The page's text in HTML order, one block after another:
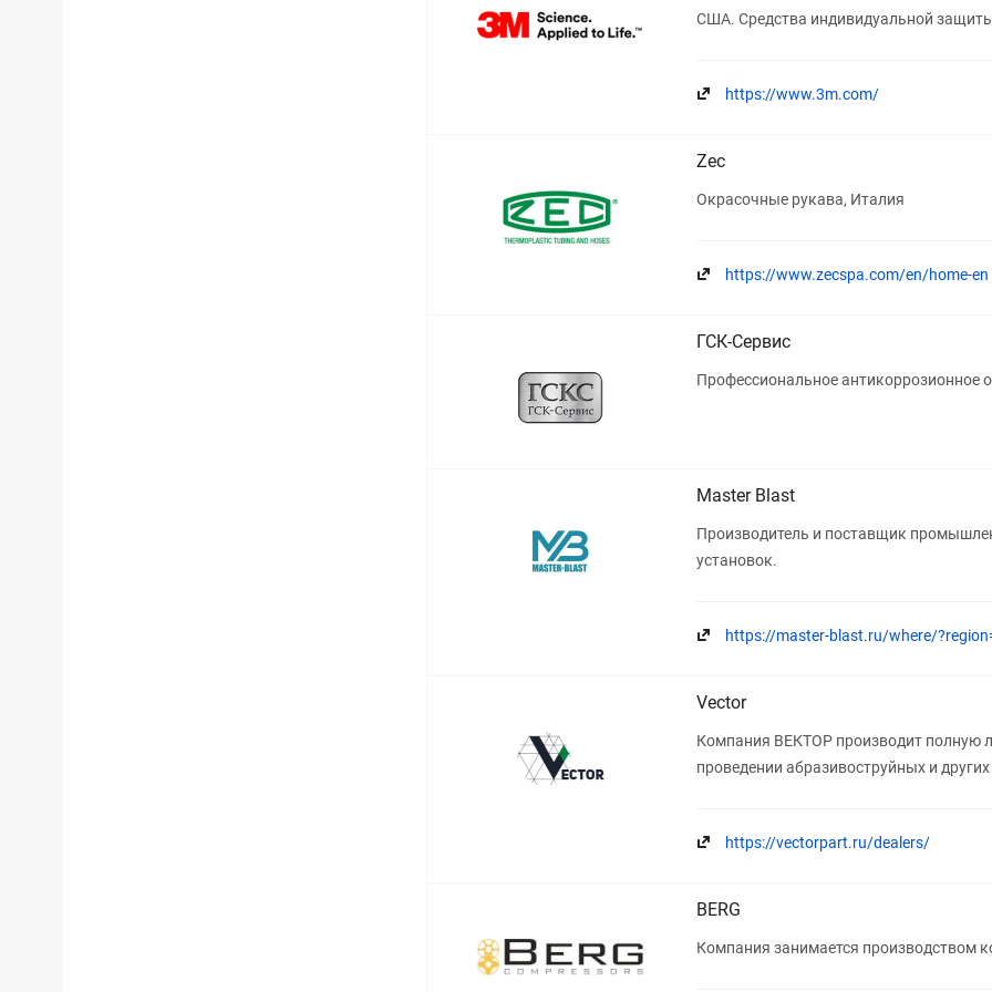
США. Средства индивидуальной
https://www.3m.com/
Zec
Окрасочные рукава, Италия
https://www.zecspa.com/en/home-en
ГСК-Сервис
Профессиональное антикоррозионное
Master Blast
Производитель и поставщик
установок.
https://master-blast.ru/where/
Vector
Компания ВЕКТОР производит полную
проведении абразивоструйных и
https://vectorpart.ru/dealers/
BERG
Компания занимается производством